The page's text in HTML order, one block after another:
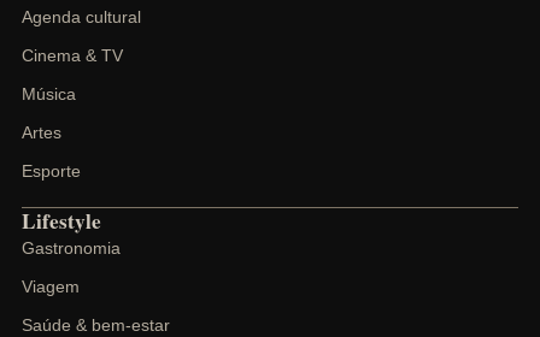
Agenda cultural
Cinema & TV
Música
Artes
Esporte
Lifestyle
Gastronomia
Viagem
Saúde & bem-estar